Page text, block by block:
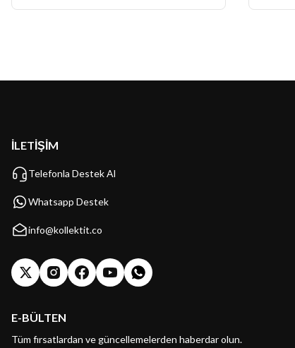
İLETİŞİM
Telefonla Destek Al
Whatsapp Destek
info@kollektit.co
E-BÜLTEN
Tüm fırsatlardan ve güncellemelerden haberdar olun.